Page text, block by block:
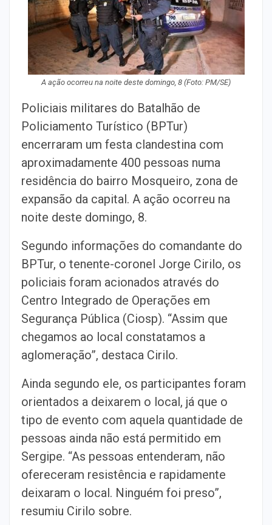
A ação ocorreu na noite deste domingo, 8 (Foto: PM/SE)
Policiais militares do Batalhão de
Policiamento Turístico (BPTur)
encerraram um festa clandestina com
aproximadamente 400 pessoas numa
residência do bairro Mosqueiro, zona de
expansão da capital. A ação ocorreu na
noite deste domingo, 8.
Segundo informações do comandante do
BPTur, o tenente-coronel Jorge Cirilo, os
policiais foram acionados através do
Centro Integrado de Operações em
Segurança Pública (Ciosp). “Assim que
chegamos ao local constatamos a
aglomeração”, destaca Cirilo.
Ainda segundo ele, os participantes foram
orientados a deixarem o local, já que o
tipo de evento com aquela quantidade de
pessoas ainda não está permitido em
Sergipe. “As pessoas entenderam, não
ofereceram resistência e rapidamente
deixaram o local. Ninguém foi preso”,
resumiu Cirilo sobre.